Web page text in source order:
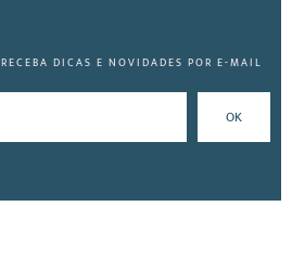
RECEBA DICAS E NOVIDADES POR E-MAIL